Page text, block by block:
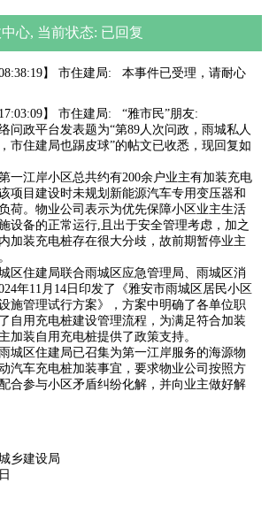
心, 当前状态: 已回复
08:38:19】 市住建局: 本事件已受理，请耐心
17:03:09】 市住建局: “雅市民”朋友:
问政平台发表题为“第89人次问政，雨城私人
市住建局也踢皮球”的帖文已收悉，现回复如
一江岸小区总共约有200余户业主有加装充电
项目建设时未规划新能源汽车专用变压器和
荷。物业公司表示为优先保障小区业主生活
设备的正常运行,且出于安全管理考虑，加之
加装充电桩存在很大分歧，故前期暂停业主
区住建局联合雨城区应急管理局、雨城区消
年11月14日印发了《雅安市雨城区居民小区
施管理试行方案》，方案中明确了各单位职
自用充电桩建设管理流程，为满足符合加装
加装自用充电桩提供了政策支持。
城区住建局已召集为第一江岸服务的海源物
汽车充电桩加装事宜，要求物业公司按照方
合参与小区矛盾纠纷化解，并向业主做好解
乡建设局